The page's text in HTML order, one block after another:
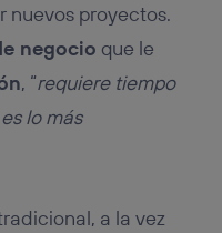
nuevos proyectos.
negocio que le
, “requiere tiempo
lo más
a la vez